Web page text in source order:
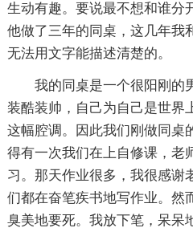
生动有趣。要说最不想和谁分
他做了三年的同桌，这几年我
无法用文字能描述清楚的。
我的同桌是一个很阳刚的
装酷装帅，自己为自己是世界
这幅腔调。因此我们刚做同桌
得有一次我们在上自修课，老
习。那天作业很多，我很感谢
们都在奋笔疾书地写作业。然
臭美地要死。我放下笔，呆呆